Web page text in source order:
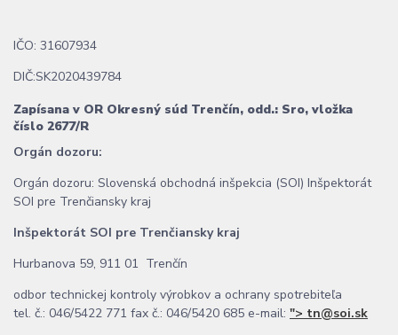
IČO: 31607934
DIČ:SK2020439784
Zapísana v OR Okresný súd Trenčín, odd.: Sro, vložka
číslo 2677/R
Orgán dozoru:
Orgán dozoru: Slovenská obchodná inšpekcia (SOI) Inšpektorát
SOI pre Trenčiansky kraj
Inšpektorát SOI pre Trenčiansky kraj
Hurbanova 59, 911 01 Trenčín
odbor technickej kontroly výrobkov a ochrany spotrebiteľa
tel. č.: 046/5422 771 fax č.: 046/5420 685 e-mail: "> tn@soi.sk